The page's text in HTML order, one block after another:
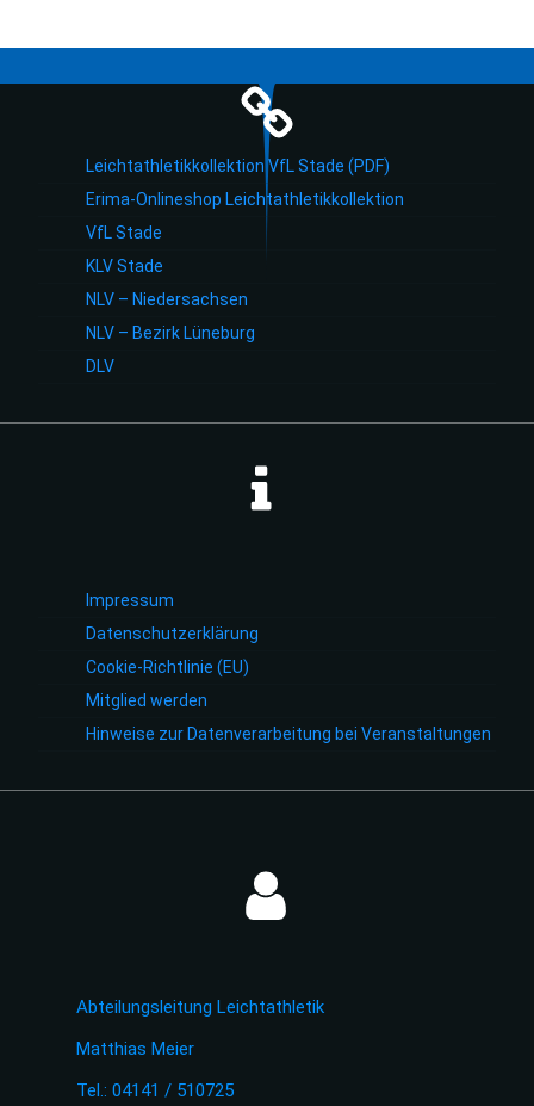
Leichtathletikkollektion VfL Stade (PDF)
Erima-Onlineshop Leichtathletikkollektion
VfL Stade
KLV Stade
NLV – Niedersachsen
NLV – Bezirk Lüneburg
DLV
Impressum
Datenschutzerklärung
Cookie-Richtlinie (EU)
Mitglied werden
Hinweise zur Datenverarbeitung bei Veranstaltungen
Abteilungsleitung Leichtathletik
Matthias Meier
Tel.: 04141 / 510725